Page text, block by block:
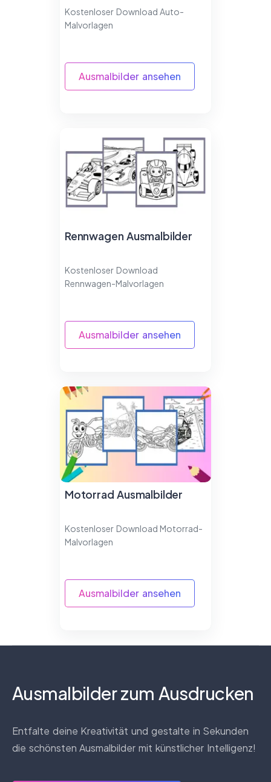
Kostenloser Download Auto-
Malvorlagen
Ausmalbilder ansehen
Rennwagen Ausmalbilder
Kostenloser Download
Rennwagen-Malvorlagen
Ausmalbilder ansehen
Motorrad Ausmalbilder
Kostenloser Download Motorrad-
Malvorlagen
Ausmalbilder ansehen
Ausmalbilder zum Ausdrucken
Entfalte deine Kreativität und gestalte in Sekunden
die schönsten Ausmalbilder mit künstlicher Intelligenz!